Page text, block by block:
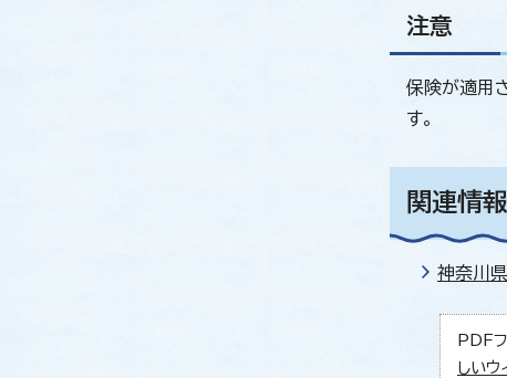
注意
保険が適用
す。
関連情
神奈川
PDF
しいウ